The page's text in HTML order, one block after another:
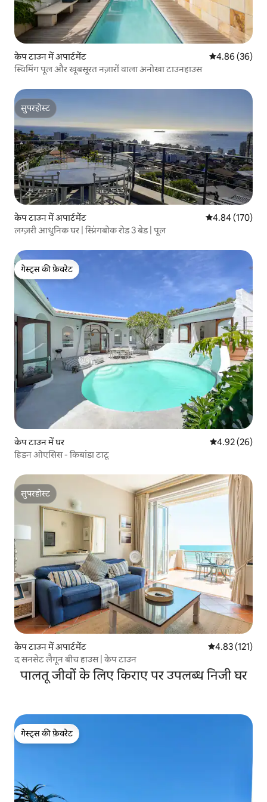
केप टाउन में अपार्टमेंट औसत रेटिंग 5 में
4.86 (36)
स्विमिंग पूल और खूबसूरत नज़ारों वाला अनोखा टाउनहाउस
सुपरहोस्ट
सुपरहोस्ट
केप टाउन में अपार्टमेंट औसत रेटिंग 5 में से
4.84 (170)
लग्ज़री आधुनिक घर | स्प्रिंगबोक रोड 3 बेड | पूल
गेस्ट्स की फ़ेवरेट
गेस्ट्स की फ़ेवरेट
केप टाउन में घर औसत रेटिंग 5 में
4.92 (26)
हिडन ओएसिस - किबांडा टाटू
सुपरहोस्ट
सुपरहोस्ट
केप टाउन में अपार्टमेंट औसत रेटिंग 5 में से
4.83 (121)
द सनसेट लैगून बीच हाउस | केप टाउन
पालतू जीवों के लिए किराए पर उपलब्ध निजी घर
गेस्ट्स की फ़ेवरेट
गेस्ट्स की फ़ेवरेट